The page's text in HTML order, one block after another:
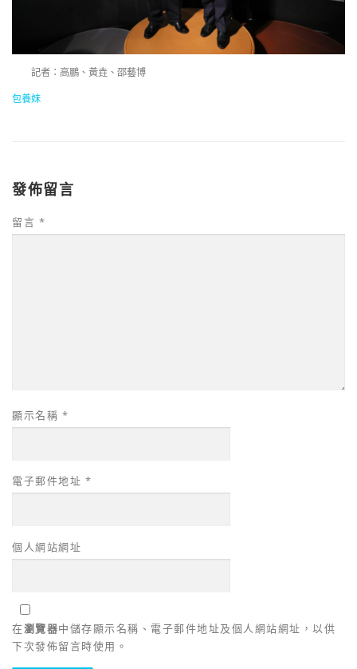
記者：高鵬、黃垚、邵藝博
包養妹
發佈留言
留言 *
顯示名稱 *
電子郵件地址 *
個人網站網址
在瀏覽器中儲存顯示名稱、電子郵件地址及個人網站網址，以供
下次發佈留言時使用。